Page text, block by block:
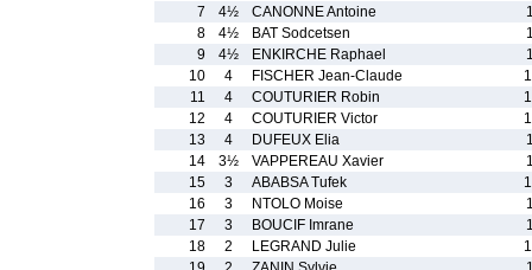
7
4½ CANONNE Antoine
8
4½ BAT Sodcetsen
9
4½ ENKIRCHE Raphael
10
4 FISCHER Jean-Claude
11
4 COUTURIER Robin
12
4 COUTURIER Victor
13
4 DUFEUX Elia
14
3½ VAPPEREAU Xavier
15
3 ABABSA Tufek
16
3 NTOLO Moise
17
3 BOUCIF Imrane
18
2 LEGRAND Julie